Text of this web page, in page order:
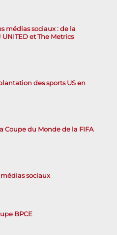
médias sociaux : de la
et The Metrics
des sports US en
Coupe du Monde de la FIFA
sociaux
BPCE